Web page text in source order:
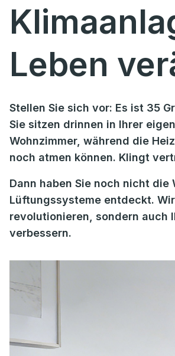
Leben
Stellen Sie sich vor: Es ist 35
Sie sitzen drinnen in Ihrer
Wohnzimmer, während die
noch atmen können. Klingt
Dann haben Sie noch nicht
Lüftungssysteme entdeckt.
revolutionieren, sondern auch
verbessern.